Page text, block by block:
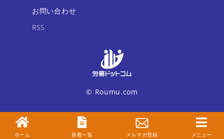
お問い合わせ
RSS
© Roumu.com
ホーム 新着一覧 メルマガ登録 メニュー